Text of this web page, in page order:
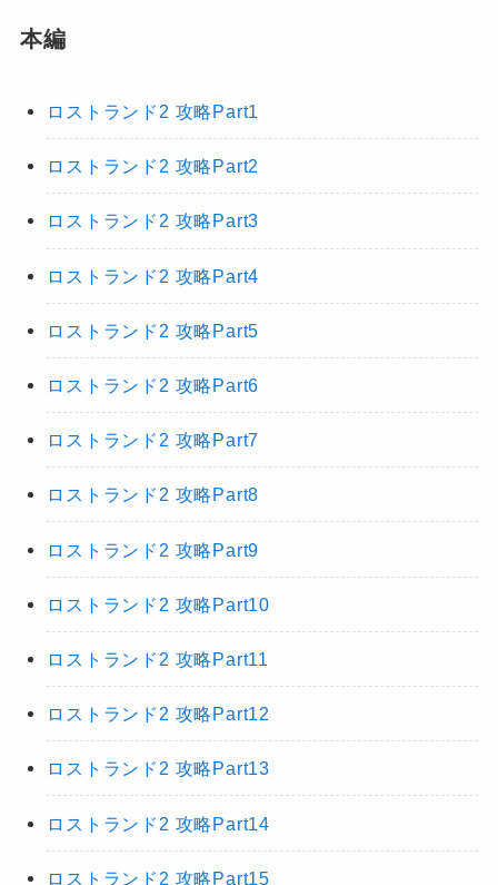
本編
ロストランド2 攻略Part1
ロストランド2 攻略Part2
ロストランド2 攻略Part3
ロストランド2 攻略Part4
ロストランド2 攻略Part5
ロストランド2 攻略Part6
ロストランド2 攻略Part7
ロストランド2 攻略Part8
ロストランド2 攻略Part9
ロストランド2 攻略Part10
ロストランド2 攻略Part11
ロストランド2 攻略Part12
ロストランド2 攻略Part13
ロストランド2 攻略Part14
ロストランド2 攻略Part15